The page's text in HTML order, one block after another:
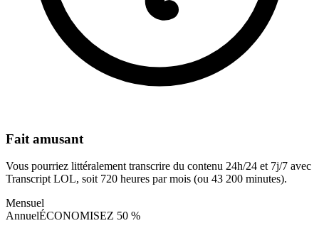
Fait amusant
Vous pourriez littéralement transcrire du contenu 24h/24 et 7j/7 avec
Transcript LOL, soit 720 heures par mois (ou 43 200 minutes).
Mensuel
AnnuelÉCONOMISEZ 50 %